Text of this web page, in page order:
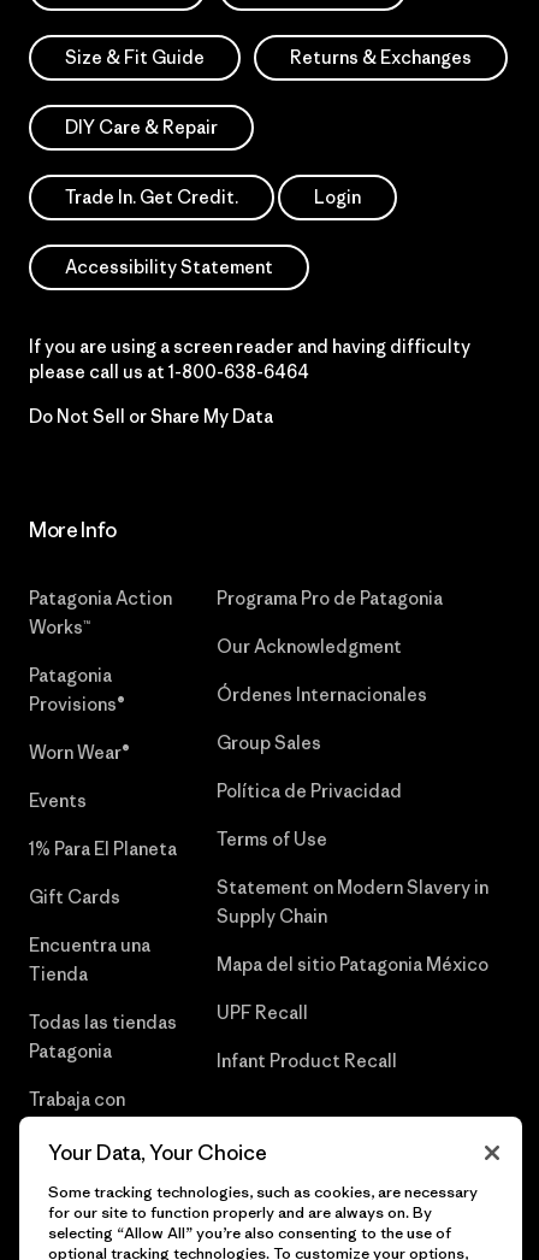
Size & Fit Guide Returns & Exchanges
DIY Care & Repair
Trade In. Get Credit. Login
Accessibility Statement
If you are using a screen reader and having difficulty
please call us at 1-800-638-6464
Do Not Sell or Share My Data
More Info
Patagonia Action
Works™
Patagonia
Provisions®
Worn Wear®
Events
1% Para El Planeta
Gift Cards
Encuentra una
Tienda
Todas las tiendas
Patagonia
Trabaja con
Programa Pro de Patagonia
Our Acknowledgment
Órdenes Internacionales
Group Sales
Política de Privacidad
Terms of Use
Statement on Modern Slavery in
Supply Chain
Mapa del sitio Patagonia México
UPF Recall
Infant Product Recall
Your Data, Your Choice
Some tracking technologies, such as cookies, are necessary
for our site to function properly and are always on. By
selecting “Allow All” you’re also consenting to the use of
optional tracking technologies. To customize your options,